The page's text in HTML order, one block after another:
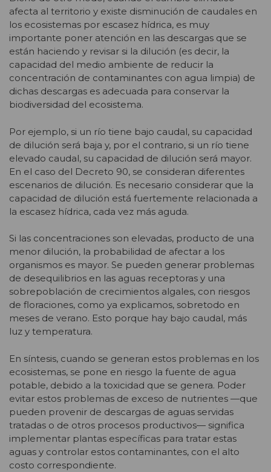
afecta al territorio y existe disminución de caudales en
los ecosistemas por escasez hídrica, es muy
importante poner atención en las descargas que se
están haciendo y revisar si la dilución (es decir, la
capacidad del medio ambiente de reducir la
concentración de contaminantes con agua limpia) de
dichas descargas es adecuada para conservar la
biodiversidad del ecosistema.
Por ejemplo, si un río tiene bajo caudal, su capacidad
de dilución será baja y, por el contrario, si un río tiene
elevado caudal, su capacidad de dilución será mayor.
En el caso del Decreto 90, se consideran diferentes
escenarios de dilución. Es necesario considerar que la
capacidad de dilución está fuertemente relacionada a
la escasez hídrica, cada vez más aguda.
Si las concentraciones son elevadas, producto de una
menor dilución, la probabilidad de afectar a los
organismos es mayor. Se pueden generar problemas
de desequilibrios en las aguas receptoras y una
sobrepoblación de crecimientos algales, con riesgos
de floraciones, como ya explicamos, sobretodo en
meses de verano. Esto porque hay bajo caudal, más
luz y temperatura.
En síntesis, cuando se generan estos problemas en los
ecosistemas, se pone en riesgo la fuente de agua
potable, debido a la toxicidad que se genera. Poder
evitar estos problemas de exceso de nutrientes —que
pueden provenir de descargas de aguas servidas
tratadas o de otros procesos productivos— significa
implementar plantas específicas para tratar estas
aguas y controlar estos contaminantes, con el alto
costo correspondiente.